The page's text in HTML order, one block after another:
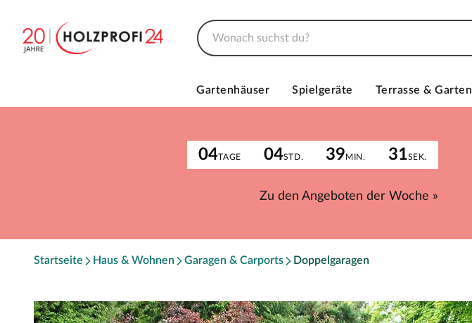
Gartenhäuser Spielgeräte Terrasse & Garten
04TAGE 04STD. 39MIN. 31SEK.
Zu den Angeboten der Woche »
Startseite Haus & Wohnen Garagen & Carports Doppelgaragen